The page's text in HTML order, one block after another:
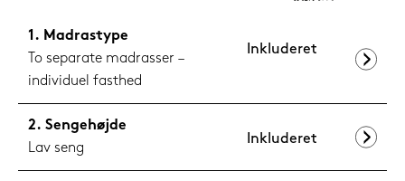
Madrastype
To separate madrasser –
individuel fasthed
Inkluderet
Sengehøjde
Lav seng
Inkluderet